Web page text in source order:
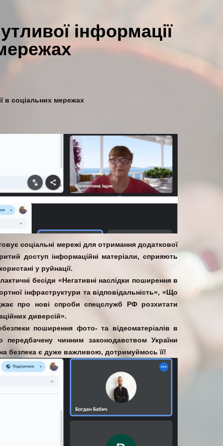
інформації
в соціальних мережах
соціальні мережі для отримання додаткової
доступ інформаційні матеріали, сприяють
у руйнації.
бесіди «Негативні наслідки поширення в
інфраструктури та відповідальність», «Що
про нові спроби спецслужб РФ розхитати
диверсій».
поширення фото- та відеоматеріалів в
передбачену чинним законодавством України
безпека є дуже важливою, дотримуймось її!